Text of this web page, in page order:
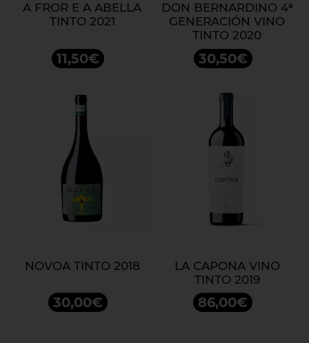
A FROR E A ABELLA
TINTO 2021
11,50€
DON BERNARDINO 4ª
GENERACIÓN VINO
TINTO 2020
30,50€
NOVOA TINTO 2018
30,00€
LA CAPONA VINO
TINTO 2019
86,00€